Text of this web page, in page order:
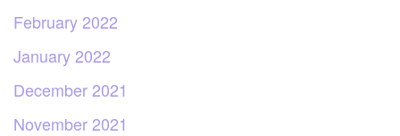
February 2022
January 2022
December 2021
November 2021